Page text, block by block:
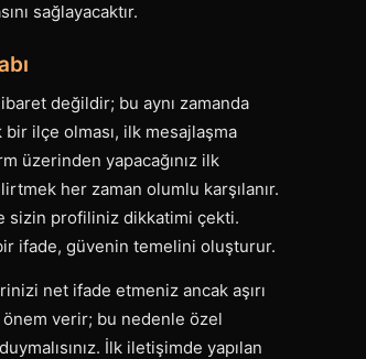
sağlayacaktır.
değildir; bu aynı zamanda
bir ilçe olması, ilk mesajlaşma
üzerinden yapacağınız ilk
her zaman olumlu karşılanır.
sizin profiliniz dikkatimi çekti.
ifade, güvenin temelini oluşturur.
net ifade etmeniz ancak aşırı
verir; bu nedenle özel
İlk iletişimde yapılan